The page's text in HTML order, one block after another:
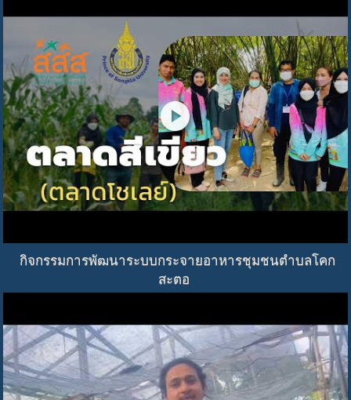
play_circle
กิจกรรมการพัฒนาระบบกระจายอาหารชุมชนตำบลโคก
สะตอ